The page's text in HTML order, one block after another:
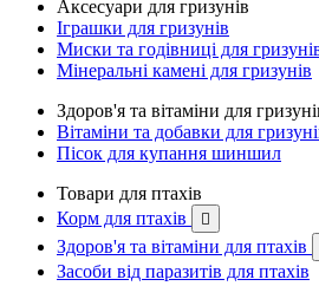
Аксесуари для гризунів
Іграшки для гризунів
Миски та годівниці для
Мінеральні камені для гризунів
Здоров'я та вітаміни для
Вітаміни та добавки для
Пісок для купання шиншил
Товари для птахів
Корм для птахів

Здоров'я та вітаміни для птахів
Засоби від паразитів для птахів